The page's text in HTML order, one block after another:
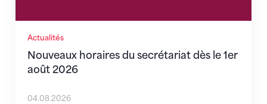
Actualités
Nouveaux horaires du secrétariat dès le 1er
août 2026
04.08.2026